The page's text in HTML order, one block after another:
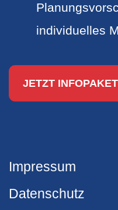
individuelles
JETZT
Impressum
Datenschutz